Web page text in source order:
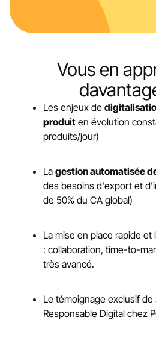
Vous en
Les enjeux de
produit en évolution
produits/jour)
La gestion automatisée
des besoins d'export et
de 50% du CA global)
La mise en place rapide et
: collaboration, time-to-
très avancé.
Le témoignage exclusif de
Responsable Digital chez